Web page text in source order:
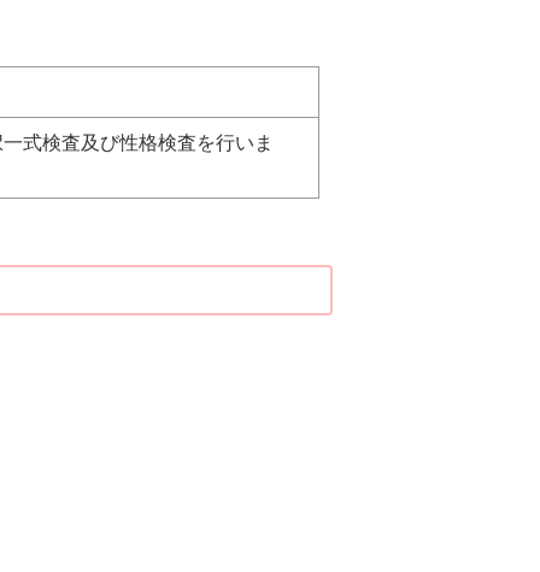
式検査及び性格検査を行いま